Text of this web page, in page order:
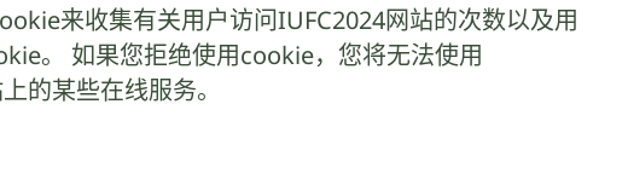
来收集有关用户访问IUFC2024网站的次数以及用
。 如果您拒绝使用cookie，您将无法使用
的某些在线服务。